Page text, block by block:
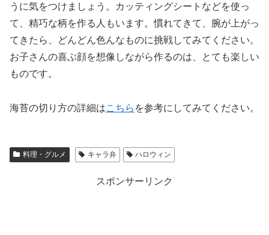
うに気をつけましょう。カッティングシートなどを使っ
て、精巧な柄を作る人もいます。慣れてきて、腕が上がっ
てきたら、どんどん色んなものに挑戦してみてください。
お子さんの喜ぶ顔を想像しながら作るのは、とても楽しい
ものです。
海苔の切り方の詳細はこちら を参考にしてみてください。
料理・グルメ キャラ弁 ハロウィン
スポンサーリンク